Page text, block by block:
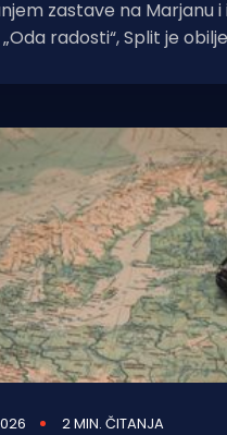
zastave na Marjanu
radosti“, Split je
2 MIN. ČITANJA